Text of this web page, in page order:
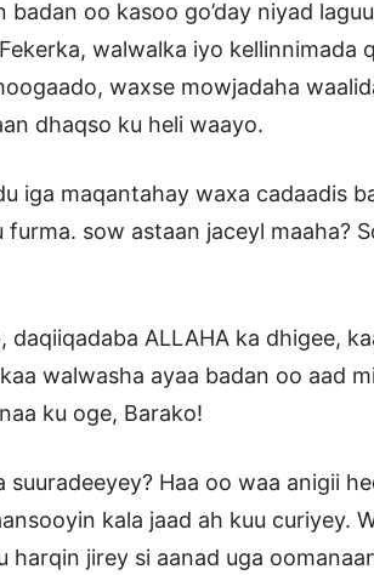
badan oo kasoo go’day niyad
walwalka iyo kellinnimada
waxse mowjadaha
dhaqso ku heli waayo.
iga maqantahay waxa cadaadis
furma. sow astaan jaceyl maaha?
daqiiqadaba ALLAHA ka dhigee,
walwasha ayaa badan oo aad
ku oge, Barako!
suuradeeyey? Haa oo waa anigii
kala jaad ah kuu curiyey.
harqin jirey si aanad uga